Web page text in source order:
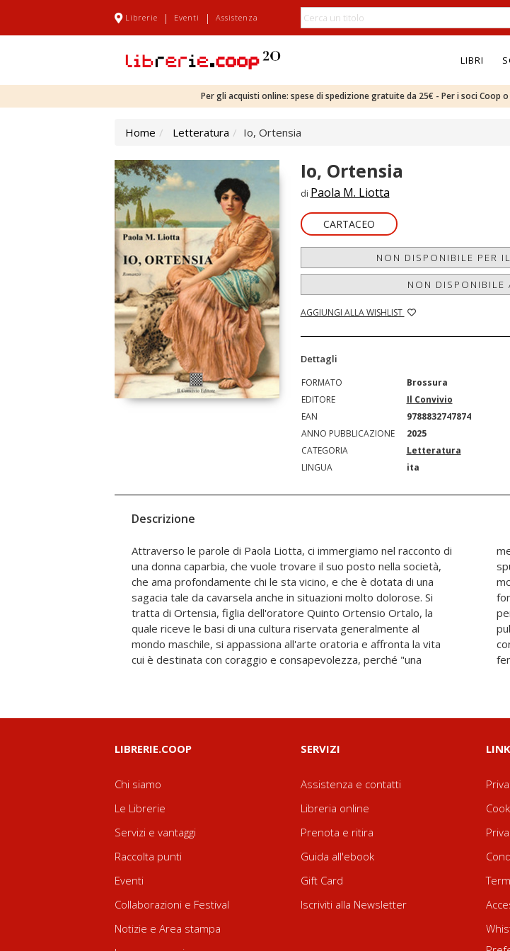
Librerie | Eventi | Assistenza
LIBRI
Per gli acquisti online: spese di spedizione gratuite da 25€ - Per i soci
Home Letteratura Io, Ortensia
Io, Ortensia
di Paola M. Liotta
CARTACEO
NON DISPONIBILE PER
NON DISPONIBILE
AGGIUNGI ALLA WISHLIST
Dettagli
FORMATO
Brossura
EDITORE
Il Convivio
EAN
9788832747874
ANNO PUBBLICAZIONE
2025
CATEGORIA
Letteratura
LINGUA
ita
Descrizione
Attraverso le parole di Paola Liotta, ci immergiamo nel racconto di
una donna caparbia, che vuole trovare il suo posto nella società,
che ama profondamente chi le sta vicino, e che è dotata di una
sagacia tale da cavarsela anche in situazioni molto dolorose. Si
tratta di Ortensia, figlia dell'oratore Quinto Ortensio Ortalo, la
quale riceve le basi di una cultura riservata generalmente al
mondo maschile, si appassiona all'arte oratoria e affronta la vita
cui è destinata con coraggio e consapevolezza, perché "una
mente sagace ha più probabilità di una natura dabbene di
spuntarla nelle avversità, ricercando la soluzione più utile al
momento". L'autrice, grazie a un lavoro di ricognizione delle poche
fonti giunte sino a noi, delinea il ritratto verosimile e amabile di un
personaggio storico che ha attraversato il declino della Res
publica romana e contribuisce all'osservazione attenta e,
contestualmente, a una condivisione empatica della condizione
LIBRERIE.COOP
Chi siamo
Le Librerie
Servizi e vantaggi
Raccolta punti
Eventi
Collaborazioni e Festival
Notizie e Area stampa
SERVIZI
Assistenza e contatti
Libreria online
Prenota e ritira
Guida all'ebook
Gift Card
Iscriviti alla Newsletter